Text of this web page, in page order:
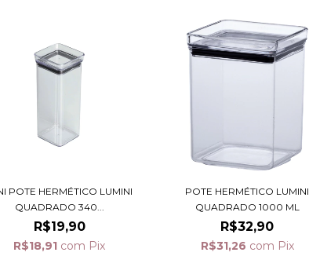
POTE HERMÉTICO LUMINI
QUADRADO 340...
R$19,90
R$18,91 com Pix
POTE HERMÉTICO LUMINI
QUADRADO 1000 ML
R$32,90
R$31,26 com Pix